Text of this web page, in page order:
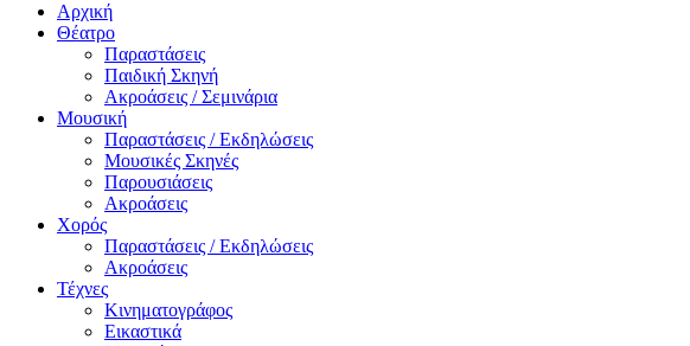
Αρχική
Θέατρο
Παραστάσεις
Παιδική Σκηνή
Ακροάσεις / Σεμινάρια
Μουσική
Παραστάσεις / Εκδηλώσεις
Μουσικές Σκηνές
Παρουσιάσεις
Ακροάσεις
Χορός
Παραστάσεις / Εκδηλώσεις
Ακροάσεις
Τέχνες
Κινηματογράφος
Εικαστικά